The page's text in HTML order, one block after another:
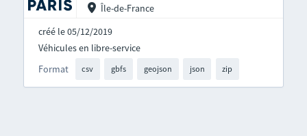
Île-de-France
créé le 05/12/2019
Format csv gbfs geojson json zip
Véhicules en libre-service